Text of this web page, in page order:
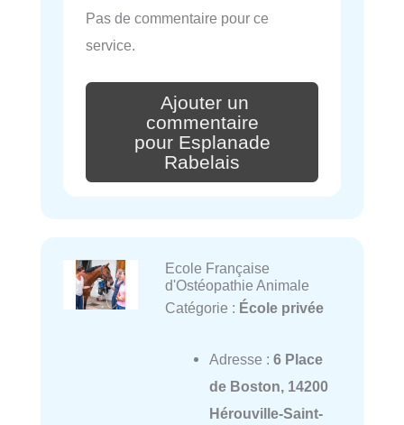
Pas de commentaire pour ce
service.
Ajouter un
commentaire
pour Esplanade
Rabelais
Ecole Française
d'Ostéopathie Animale
Catégorie : École privée
Adresse : 6 Place
de Boston, 14200
Hérouville-Saint-